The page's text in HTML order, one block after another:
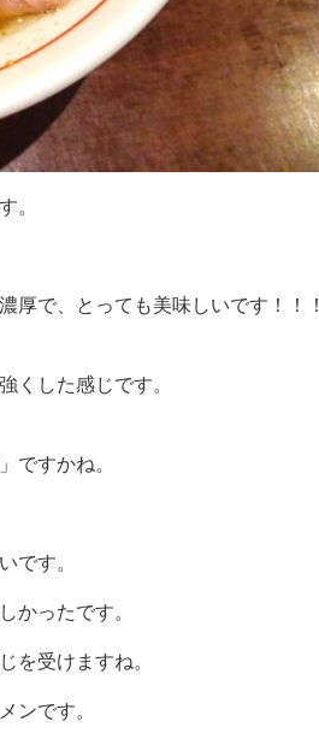
。
厚で、とっても美味しいです！！！
くした感じです。
ですかね。
です。
かったです。
を受けますね。
ンです。